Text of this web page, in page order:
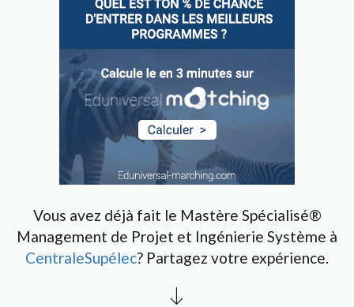
Vous avez déjà fait le Mastère Spécialisé®
Management de Projet et Ingénierie Système à
CentraleSupélec? Partagez votre expérience.